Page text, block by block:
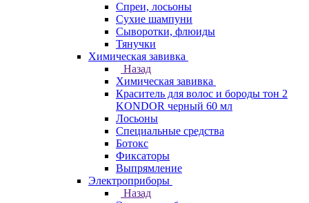
Спреи, лосьоны
Сухие шампуни
Сыворотки, флюиды
Тянучки
Химическая завивка
Назад
Химическая завивка
Краситель для волос и бороды тон 2
KONDOR черный 60 мл
Лосьоны
Специальные средства
Ботокс
Фиксаторы
Выпрямление
Электроприборы
Назад